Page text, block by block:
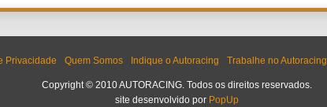
Privacidade Quem Somos Indique o Autoracing Trabalhe no Autoracing
Copyright © 2010 AUTORACING. Todos os direitos reservados.
site desenvolvido por PopUp